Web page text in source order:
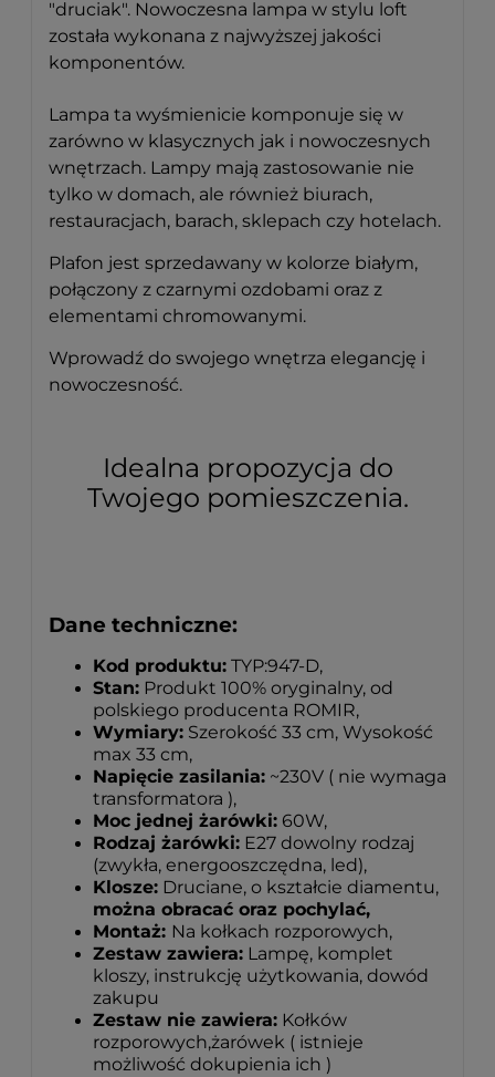
"druciak". Nowoczesna lampa w stylu loft
została wykonana z najwyższej jakości
komponentów.
Lampa ta wyśmienicie komponuje się w
zarówno w klasycznych jak i nowoczesnych
wnętrzach. Lampy mają zastosowanie nie
tylko w domach, ale również biurach,
restauracjach, barach, sklepach czy hotelach.
Plafon jest sprzedawany w kolorze białym,
połączony z czarnymi ozdobami oraz z
elementami chromowanymi.
Wprowadź do swojego wnętrza elegancję i
nowoczesność.
Idealna propozycja do
Twojego pomieszczenia.
Dane techniczne:
Kod produktu: TYP:947-D,
Stan: Produkt 100% oryginalny, od
polskiego producenta ROMIR,
Wymiary: Szerokość 33 cm, Wysokość
max 33 cm,
Napięcie zasilania: ~230V ( nie wymaga
transformatora ),
Moc jednej żarówki: 60W,
Rodzaj żarówki: E27 dowolny rodzaj
(zwykła, energooszczędna, led),
Klosze: Druciane, o kształcie diamentu,
można obracać oraz pochylać,
Montaż: Na kołkach rozporowych,
Zestaw zawiera: Lampę, komplet
kloszy, instrukcję użytkowania, dowód
zakupu
Zestaw nie zawiera: Kołków
rozporowych,żarówek ( istnieje
możliwość dokupienia ich )